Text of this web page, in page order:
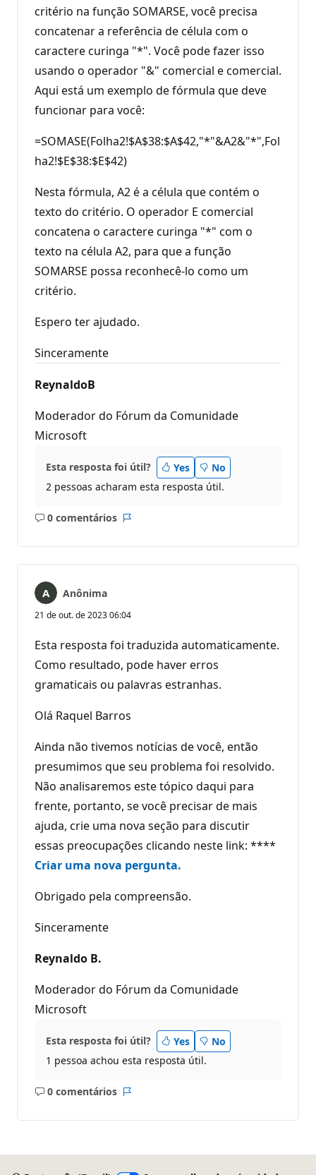
critério na função SOMARSE, você precisa
concatenar a referência de célula com o
caractere curinga "*". Você pode fazer isso
usando o operador "&" comercial e comercial.
Aqui está um exemplo de fórmula que deve
funcionar para você:
=SOMASE(Folha2!$A$38:$A$42,"*"&A2&"*",Fol
ha2!$E$38:$E$42)
Nesta fórmula, A2 é a célula que contém o
texto do critério. O operador E comercial
concatena o caractere curinga "*" com o
texto na célula A2, para que a função
SOMARSE possa reconhecê-lo como um
critério.
Espero ter ajudado.
Sinceramente
ReynaldoB
Moderador do Fórum da Comunidade
Microsoft
Esta resposta foi útil? Yes
No
2 pessoas acharam esta resposta útil.
0 comentários
Sem
Anônima
21 de out. de 2023 06:04
Esta resposta foi traduzida automaticamente.
Como resultado, pode haver erros
gramaticais ou palavras estranhas.
Olá Raquel Barros
Ainda não tivemos notícias de você, então
presumimos que seu problema foi resolvido.
Não analisaremos este tópico daqui para
frente, portanto, se você precisar de mais
ajuda, crie uma nova seção para discutir
essas preocupações clicando neste link: ****
Criar uma nova pergunta.
Obrigado pela compreensão.
Sinceramente
Reynaldo B.
Moderador do Fórum da Comunidade
Microsoft
Esta resposta foi útil? Yes
No
1 pessoa achou esta resposta útil.
0 comentários
Sem